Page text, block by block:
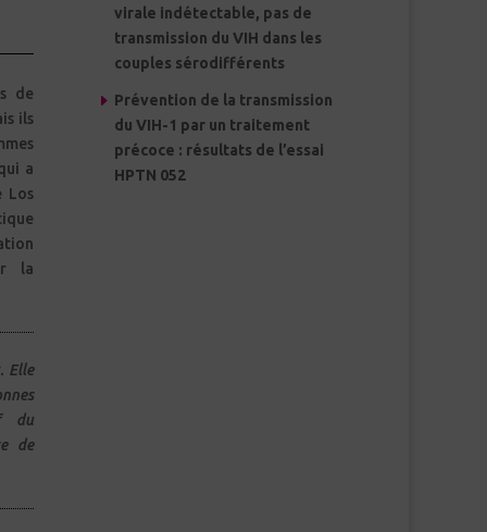
de
ils
a
Los
la
Elle
virale indétectable, pas de
transmission du VIH dans les
couples sérodifférents
Prévention de la transmission
du VIH-1 par un traitement
précoce : résultats de l’essai
HPTN 052